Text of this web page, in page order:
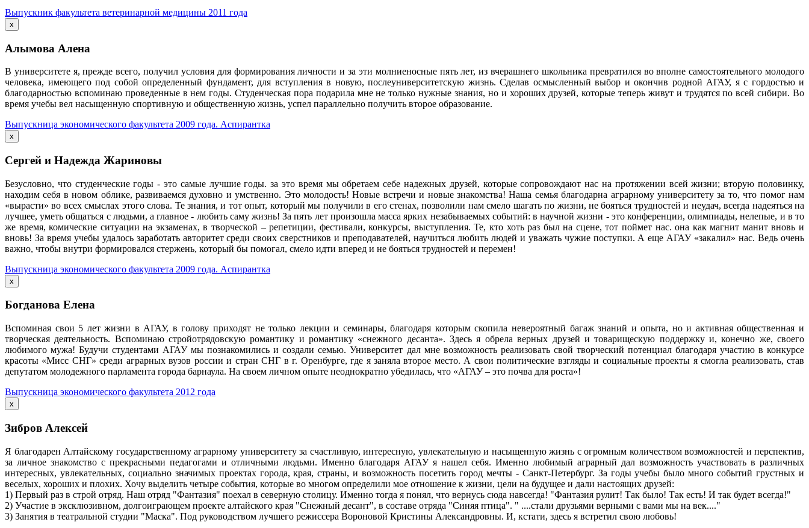
Выпускник факультета ветеринарной медицины 2011 года
x
Алымова Алена
В университете я, прежде всего, получил условия для формирования личности и за эти молниеносные пять лет, из вчерашнего школьника превратился во вполне самостоятельного молодого
человека, имеющего под собой определенный фундамент, для вступления в новую, послеуниверситетскую жизнь. Сделав осмысленный выбор и окончив родной АГАУ, я с гордостью и
благодарностью вспоминаю проведенные в нем годы. Студенческая пора подарила мне не только нужные знания, но и хороших друзей, которые теперь живут и трудятся по всей сибири. Во
время учебы вел насыщенную спортивную и общественную жизнь, успел параллельно получить второе образование.
Выпускница экономического факультета 2009 года. Аспирантка
x
Сергей и Надежда Жариновы
Безусловно, что студенческие годы - это самые лучшие годы. за это время мы обретаем себе надежных друзей, которые сопровождают нас на протяжении всей жизни; вторую половинку,
находим себя в новом облике, развиваемся духовно и умственно. Это молодость! Новые встречи и новые знакомства! Наша семья благодарна аграрному университету за то, что помог нам
«вырасти» во всех смыслах этого слова. Те знания, и тот опыт, который мы получили в его стенах, позволили нам смело шагать по жизни, не бояться трудностей и неудач, всегда надеяться на
лучшее, уметь общаться с людьми, а главное - любить саму жизнь! За пять лет произошла масса ярких незабываемых событий: в научной жизни - это конференции, олимпиады, нелепые, и в то
же время, комические ситуации на экзаменах, в творческой – репетиции, фестивали, конкурсы, выступления. Те, кто хоть раз был на сцене, тот поймет нас. она как магнит манит вновь и
вновь! За время учебы удалось заработать авторитет среди своих сверстников и преподавателей, научиться любить людей и уважать чужие поступки. А еще АГАУ «закалил» нас. Ведь очень
важно, чтобы внутри формировался стержень, который бы помогал, смело идти вперед и не бояться трудностей и перемен!
Выпускница экономического факультета 2009 года. Аспирантка
x
Богданова Елена
Вспоминая свои 5 лет жизни в АГАУ, в голову приходят не только лекции и семинары, благодаря которым скопила невероятный багаж знаний и опыта, но и активная общественная и
творческая деятельность. Вспоминаю стройотрядовскую романтику и романтику «снежного десанта». Здесь я обрела верных друзей и товарищескую поддержку и, конечно же, своего
любимого мужа! Будучи студентами АГАУ мы познакомились и создали семью. Университет дал мне возможность реализовать свой творческий потенциал благодаря участию в конкурсе
красоты «Мисс СНГ» среди аграрных вузов россии и стран СНГ в г. Оренбурге, где я заняла второе место. А свои политические взгляды и социальные проекты я смогла реализовать, став
депутатом молодежного парламента города барнаула. На своем личном опыте неоднократно убедилась, что «АГАУ – это почва для роста»!
Выпускница экономического факультета 2012 года
x
Зибров Алексей
Я благодарен Алтайскому государственному аграрному университету за счастливую, интересную, увлекательную и насыщенную жизнь с огромным количеством возможностей и перспектив,
за личное знакомство с прекрасными педагогами и отличными людьми. Именно благодаря АГАУ я нашел себя. Именно любимый аграрный дал возможность участвовать в различных
интересных, увлекательных, социально значимых проектах города, края, страны, и возможность посетить город мечты - Санкт-Петербург. За годы учебы было много событий грустных и
веселых, хороших и плохих. Хочу выделить четыре события, которые во многом определили мое отношение к жизни, цели на будущее и дали настоящих друзей:
1) Первый раз в строй отряд. Наш отряд "Фантазия" поехал в северную столицу. Именно тогда я понял, что вернусь сюда навсегда! "Фантазия рулит! Так было! Так есть! И так будет всегда!"
2) Участие в эксклюзивном, долгоиграющем проекте алтайского края "Снежный десант", в составе отряда "Синяя птица". " ....стали друзьями верными с вами мы на век...."
3) Занятия в театральной студии "Маска". Под руководством лучшего режиссера Вороновой Кристины Александровны. И, кстати, здесь я встретил свою любовь!